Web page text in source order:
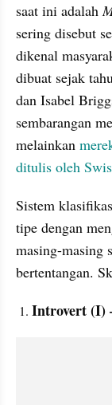
saat ini adalah
sering disebut
dikenal
dibuat sejak
dan Isabel
sembarangan
melainkan
ditulis oleh
Sistem
tipe dengan
masing-masing
bertentangan.
Introvert (I)